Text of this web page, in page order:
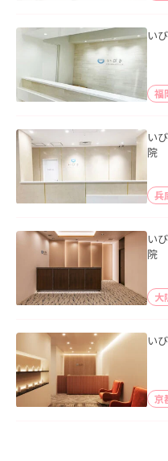
い
福
い
院
兵
い
院
大
い
京